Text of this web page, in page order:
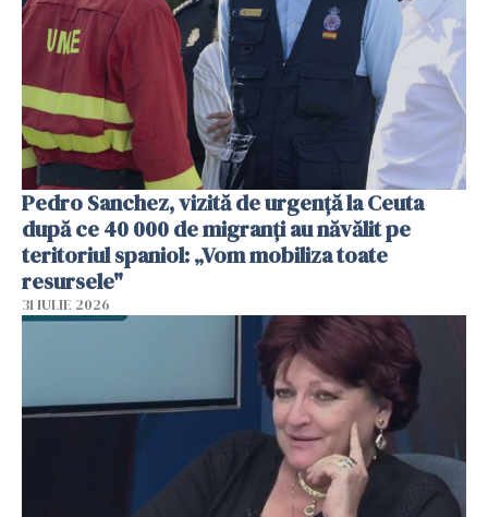
Pedro Sanchez, vizită de urgență la Ceuta
după ce 40 000 de migranți au năvălit pe
teritoriul spaniol: „Vom mobiliza toate
resursele"
31 IULIE 2026